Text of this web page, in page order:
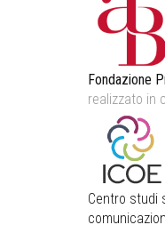
Fondazione
realizzato in
Centro studi